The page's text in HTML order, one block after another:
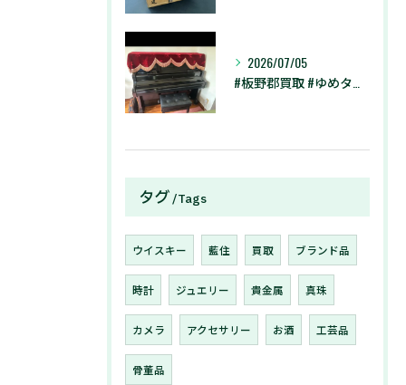
2026/07/05
タグ Tags
ウイスキー 藍住 買取 ブランド品
時計 ジュエリー 貴金属 真珠
カメラ アクセサリー お酒 工芸品
骨董品